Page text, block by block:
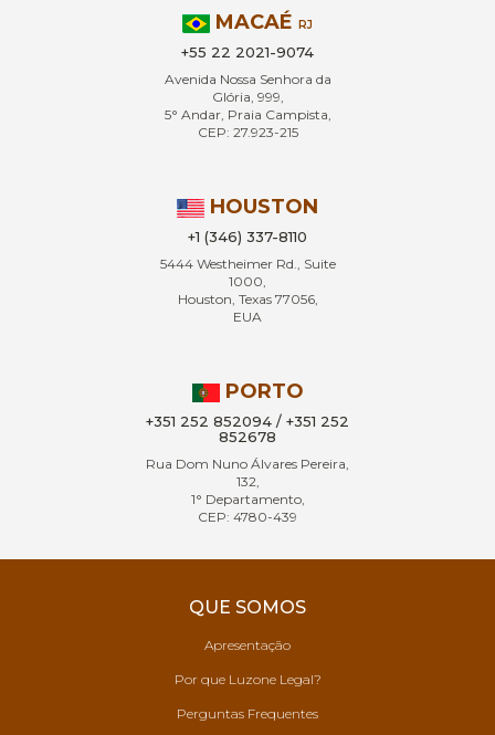
MACAÉ RJ
+55 22 2021-9074
Avenida Nossa Senhora da
Glória, 999,
5° Andar, Praia Campista,
CEP: 27.923-215
HOUSTON
+1 (346) 337-8110
5444 Westheimer Rd., Suite
1000,
Houston, Texas 77056,
EUA
PORTO
+351 252 852094 / +351 252
852678
Rua Dom Nuno Álvares Pereira,
132,
1° Departamento,
CEP: 4780-439
QUE SOMOS
Apresentação
Por que Luzone Legal?
Perguntas Frequentes